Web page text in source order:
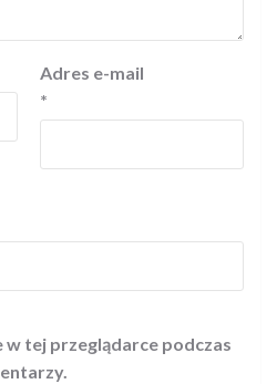
Adres e-mail
*
tej przeglądarce podczas